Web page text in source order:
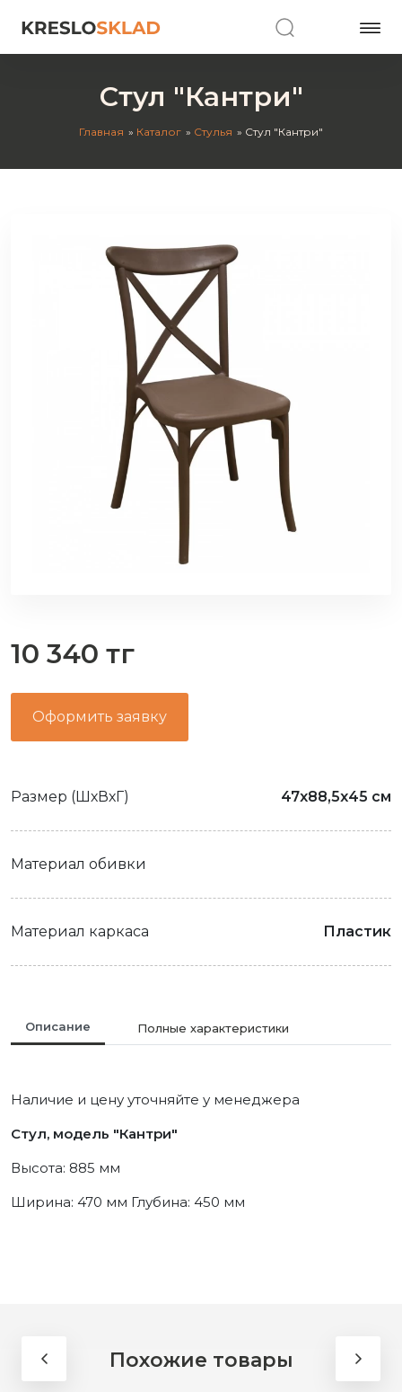
Стул "Кантри"
Главная Каталог Стулья Стул "Кантри"
10 340 тг
Оформить заявку
Размер (ШхВхГ) 47х88,5х45 см
Материал обивки
Материал каркаса Пластик
Описание Полные характеристики
Наличие и цену уточняйте у менеджера
Стул, модель "Кантри"
Высота: 885 мм
Ширина: 470 мм Глубина: 450 мм
Похожие товары